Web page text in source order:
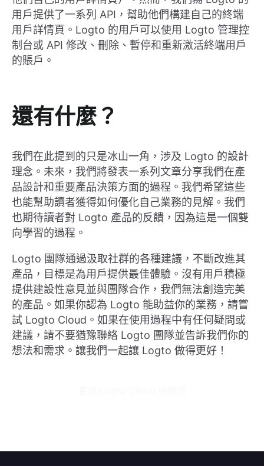
用戶提供了一系列 API，幫助他們構建自己的終端
用戶詳情頁。Logto 的用戶可以使用 Logto 管理控
制台或 API 修改、刪除、暫停和重新激活終端用戶
的賬戶。
還有什麼？
我們在此提到的只是冰山一角，涉及 Logto 的設計
理念。未來，我們將發表一系列文章分享我們在產
品設計和重要產品決策方面的過程。我們希望這些
也能幫助讀者獲得如何優化自己業務的見解。我們
也期待讀者對 Logto 產品的反饋，因為這是一個雙
向學習的過程。
Logto 團隊通過汲取社群的各種建議，不斷改進其
產品，目標是為用戶提供最佳體驗。沒有用戶積極
提供建設性意見並與團隊合作，我們無法創造完美
的產品。如果你認為 Logto 能助益你的業務，請嘗
試 Logto Cloud。如果在使用過程中有任何疑問或
建議，請不要猶豫聯絡 Logto 團隊並告訴我們你的
想法和需求。讓我們一起讓 Logto 做得更好！